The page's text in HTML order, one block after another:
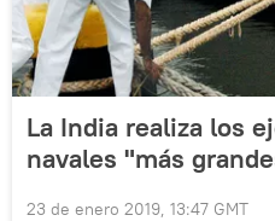
La India realiza los
navales "más
23 de enero 2019, 13:47 GMT